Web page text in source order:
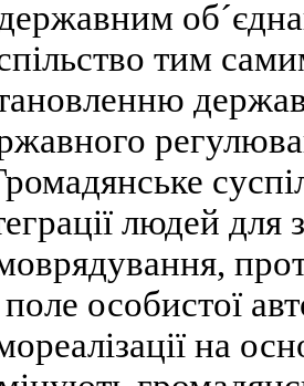
тим
людей для
особистої
на